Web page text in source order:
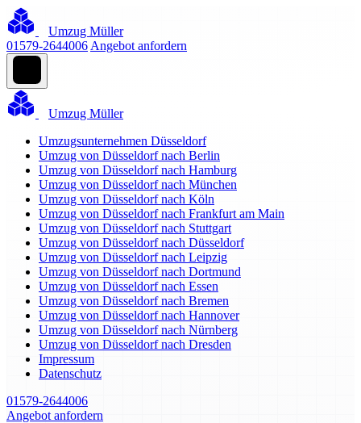
Umzug Müller
01579-2644006 Angebot anfordern
Umzug Müller
Umzugsunternehmen Düsseldorf
Umzug von Düsseldorf nach Berlin
Umzug von Düsseldorf nach Hamburg
Umzug von Düsseldorf nach München
Umzug von Düsseldorf nach Köln
Umzug von Düsseldorf nach Frankfurt am Main
Umzug von Düsseldorf nach Stuttgart
Umzug von Düsseldorf nach Düsseldorf
Umzug von Düsseldorf nach Leipzig
Umzug von Düsseldorf nach Dortmund
Umzug von Düsseldorf nach Essen
Umzug von Düsseldorf nach Bremen
Umzug von Düsseldorf nach Hannover
Umzug von Düsseldorf nach Nürnberg
Umzug von Düsseldorf nach Dresden
Impressum
Datenschutz
01579-2644006
Angebot anfordern